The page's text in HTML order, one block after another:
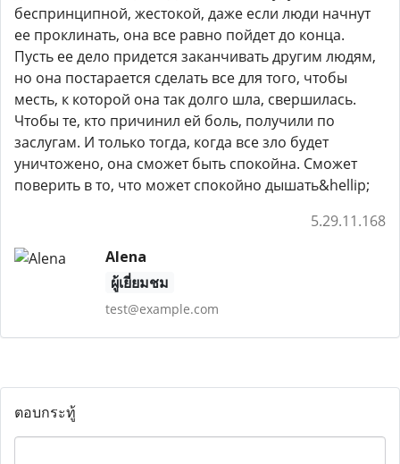
беспринципной, жестокой, даже если люди начнут
ее проклинать, она все равно пойдет до конца.
Пусть ее дело придется заканчивать другим людям,
но она постарается сделать все для того, чтобы
месть, к которой она так долго шла, свершилась.
Чтобы те, кто причинил ей боль, получили по
заслугам. И только тогда, когда все зло будет
уничтожено, она сможет быть спокойна. Сможет
поверить в то, что может спокойно дышать&hellip;
5.29.11.168
Alena
ผู้เยี่ยมชม
test@example.com
ตอบกระทู้